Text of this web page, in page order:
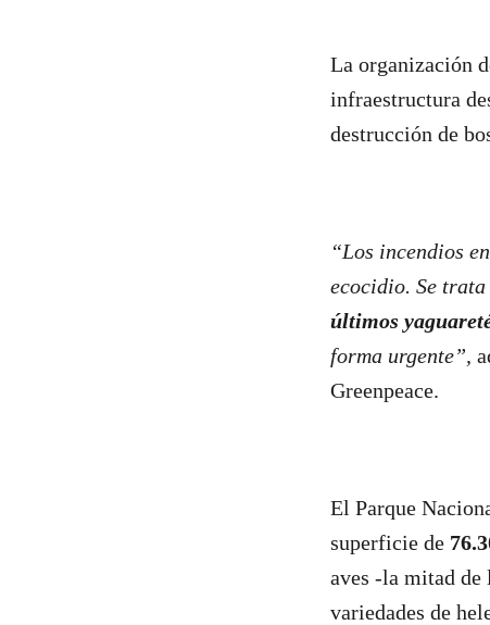
La organización
infraestructura
destrucción de
“Los incendios
ecocidio. Se trata
últimos
forma urgente”,
Greenpeace.
El Parque
superficie de
aves -la mitad de
variedades de